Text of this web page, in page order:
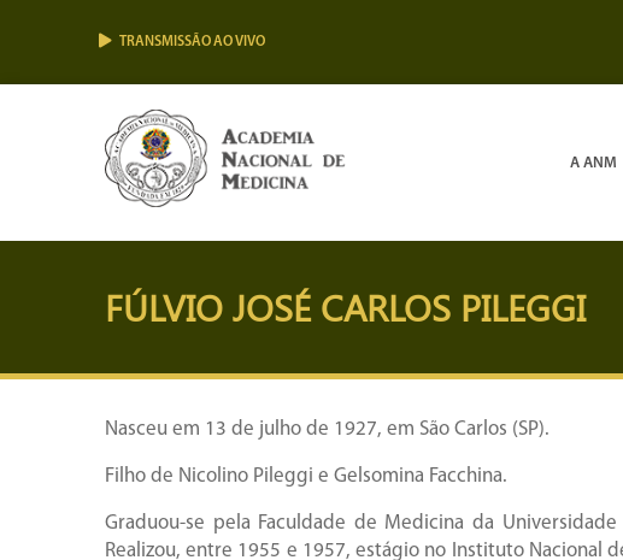
TRANSMISSÃO AO VIVO
A ANM
FÚLVIO JOSÉ CARLOS PILEGGI
Nasceu em 13 de julho de 1927, em São Carlos (SP).
Filho de Nicolino Pileggi e Gelsomina Facchina.
Graduou-se pela Faculdade de Medicina da Universidade
Realizou, entre 1955 e 1957, estágio no Instituto Nacional